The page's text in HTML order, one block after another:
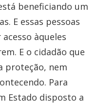
beneficiando um
E essas pessoas
àqueles
E o cidadão que
proteção, nem
Para
Estado disposto a